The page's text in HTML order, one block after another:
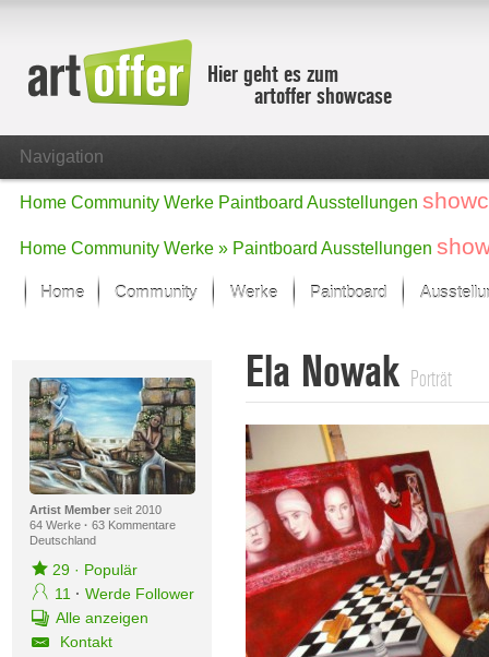
Hier geht es zum
artoffer showcase
Navigation
Home Community Werke Paintboard Ausstellungen
Home Community Werke » Paintboard Ausstellungen
Home Community Werke
Der letzte Monat im Fokus
Alle Fokus-Werke
Standard-Ansicht
Fokus-Werke
Neue Werke – Auswahl
Alle neuen Werke
Paintboard
Artist Memberseit 2010
64 Werke · 63 Kommentare
Deutschland
29· Populär
11 · Werde Follower
Alle anzeigen
Kontakt
Ela Nowak Porträt